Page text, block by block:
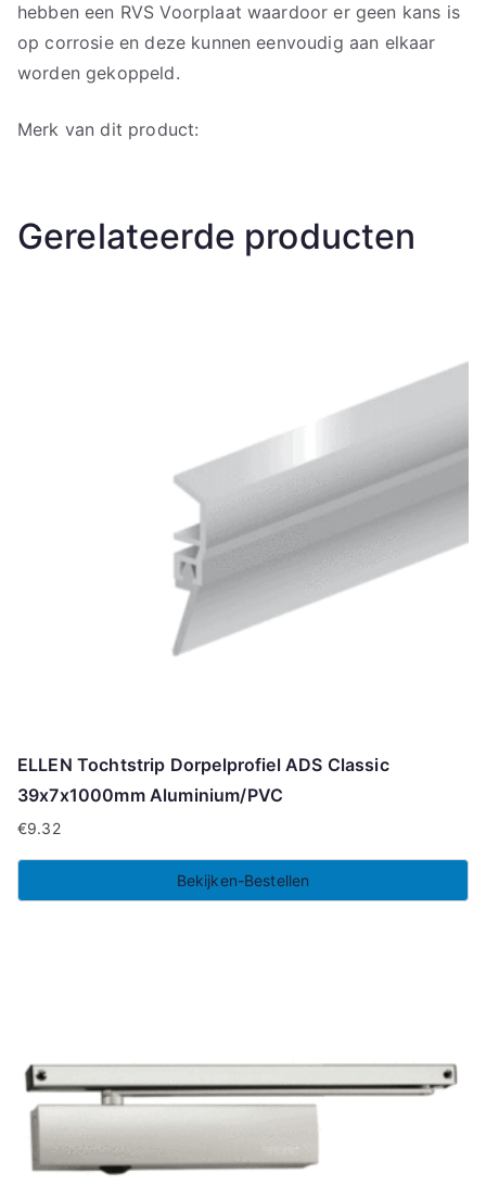
hebben een RVS Voorplaat waardoor er geen kans is
op corrosie en deze kunnen eenvoudig aan elkaar
worden gekoppeld.
Merk van dit product:
Gerelateerde producten
ELLEN Tochtstrip Dorpelprofiel ADS Classic
39x7x1000mm Aluminium/PVC
€9.32
Bekijken-Bestellen